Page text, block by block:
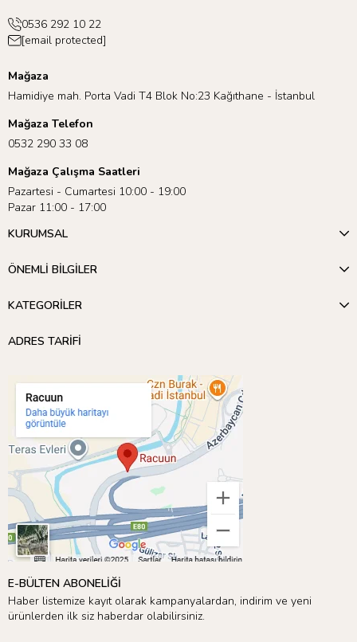
0536 292 10 22
[email protected]
Mağaza
Hamidiye mah. Porta Vadi T4 Blok No:23 Kağıthane - İstanbul
Mağaza Telefon
0532 290 33 08
Mağaza Çalışma Saatleri
Pazartesi - Cumartesi 10:00 - 19:00
Pazar 11:00 - 17:00
KURUMSAL
ÖNEMLİ BİLGİLER
KATEGORİLER
ADRES TARİFİ
E-BÜLTEN ABONELİĞİ
Haber listemize kayıt olarak kampanyalardan, indirim ve yeni
ürünlerden ilk siz haberdar olabilirsiniz.